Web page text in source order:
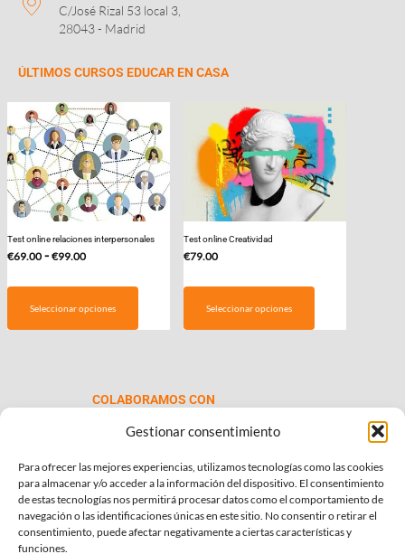
Gestionar consentimiento
Para ofrecer las mejores experiencias, utilizamos tecnologías como las cookies
para almacenar y/o acceder a la información del dispositivo. El consentimiento
de estas tecnologías nos permitirá procesar datos como el comportamiento de
navegación o las identificaciones únicas en este sitio. No consentir o retirar el
consentimiento, puede afectar negativamente a ciertas características y
funciones.
C/José Rizal 53 local 3,
28043 - Madrid
ÚLTIMOS CURSOS EDUCAR EN CASA
Test online relaciones interpersonales
€69.00 - €99.00Rango
desde
Seleccionar opciones
opciones
se
elegir
en
la
página
Test online Creatividad
€79.00
Seleccionar opciones
COLABORAMOS CON
INFORMACIÓN DE INTERÉS